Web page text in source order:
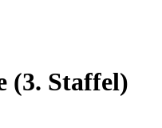
(3. Staffel)